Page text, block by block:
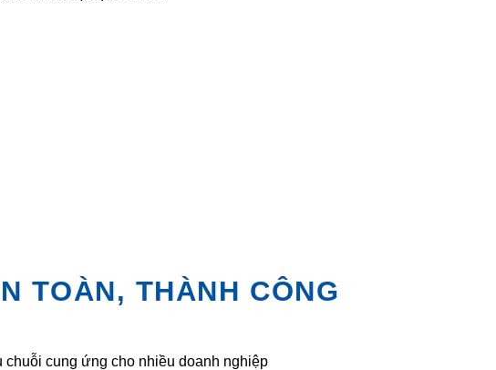
TOÀN, THÀNH CÔNG
cung ứng cho nhiều doanh nghiệp